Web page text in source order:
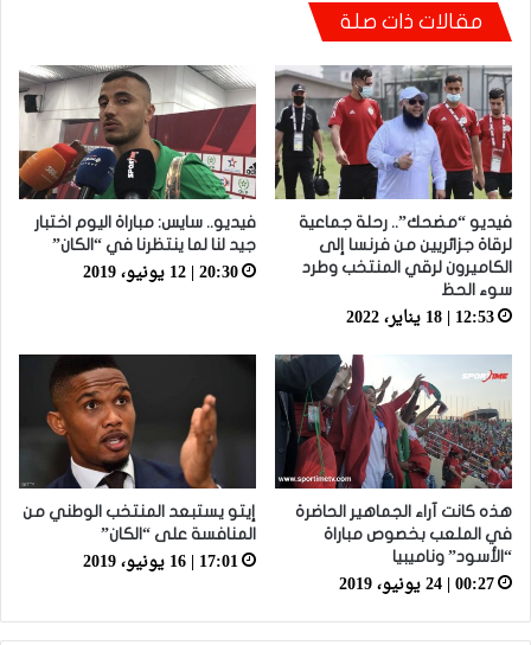
مقالات ذات صلة
فيديو “مضحك”.. رحلة جماعية
لرقاة جزائريين من فرنسا إلى
الكاميرون لرقي المنتخب وطرد
سوء الحظ
12:53 | 18 يناير، 2022
فيديو.. سايس: مباراة اليوم اختبار
جيد لنا لما ينتظرنا في “الكان”
20:30 | 12 يونيو، 2019
هذه كانت آراء الجماهير الحاضرة
في الملعب بخصوص مباراة
“الأسود” وناميبيا
00:27 | 24 يونيو، 2019
إيتو يستبعد المنتخب الوطني من
المنافسة على “الكان”
17:01 | 16 يونيو، 2019